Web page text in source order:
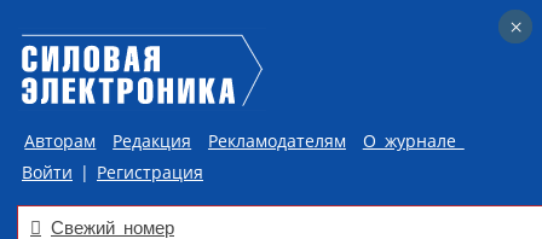
Авторам Редакция Рекламодателям
О журнале
Войти | Регистрация
Свежий номер
×
×